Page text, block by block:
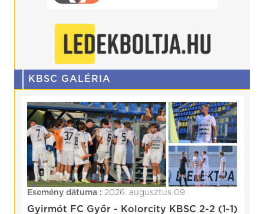
KBSC GALÉRIA
Esemény dátuma : 2026. augusztus 09.
Gyirmót FC Győr - Kolorcity KBSC 2-2 (1-1)